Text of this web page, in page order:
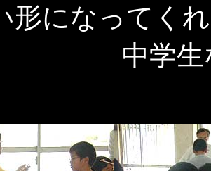
形になってく
学生なん